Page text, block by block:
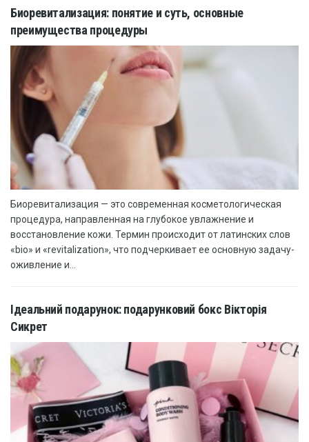
Биоревитализация: понятие и суть, основные
преимущества процедуры
Биоревитализация — это современная косметологическая
процедура, направленная на глубокое увлажнение и
восстановление кожи. Термин происходит от латинских слов
«bio» и «revitalization», что подчеркивает ее основную задачу-
оживление и...
Ідеальний подарунок: подарунковий бокс Вікторія
Сикрет